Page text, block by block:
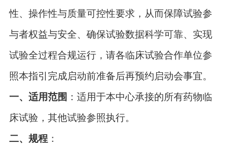
性、操作性与质量可控性要求，从而保障试验参
与者权益与安全、确保试验数据科学可靠、实现
试验全过程合规运行，请各临床试验合作单位参
照本指引 完成启动前准备后再预约启动会事宜。
一、 适用范围 ：适用于本中心承接的所有药物临
床试验，其他试验参照执行。
二、 规程：